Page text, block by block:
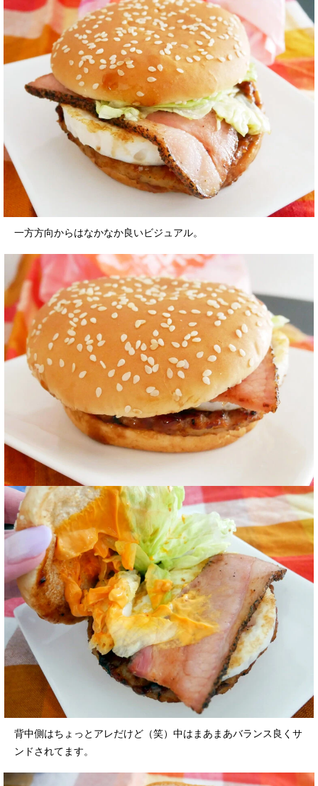
一方方向からはなかなか良いビジュアル。
背中側はちょっとアレだけど（笑）中はまあまあバランス良くサ
ンドされてます。